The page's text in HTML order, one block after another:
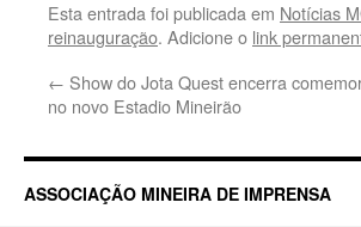
Esta entrada foi publicada em Notícias
reinauguração. Adicione o link
← Show do Jota Quest encerra
no novo Estadio Mineirão
ASSOCIAÇÃO MINEIRA DE IMPRENSA